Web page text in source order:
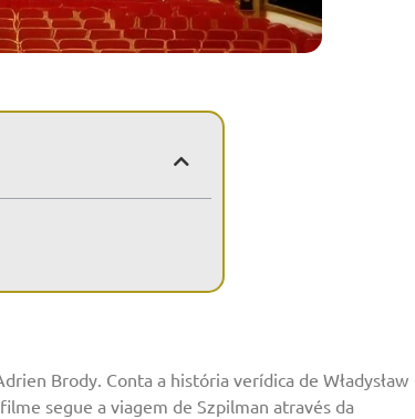
Brody. Conta a história verídica de Władysław
segue a viagem de Szpilman através da